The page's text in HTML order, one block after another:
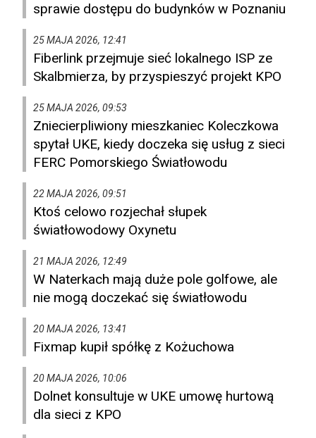
sprawie dostępu do budynków w Poznaniu
25 MAJA 2026, 12:41
Fiberlink przejmuje sieć lokalnego ISP ze
Skalbmierza, by przyspieszyć projekt KPO
25 MAJA 2026, 09:53
Zniecierpliwiony mieszkaniec Koleczkowa
spytał UKE, kiedy doczeka się usług z sieci
FERC Pomorskiego Światłowodu
22 MAJA 2026, 09:51
Ktoś celowo rozjechał słupek
światłowodowy Oxynetu
21 MAJA 2026, 12:49
W Naterkach mają duże pole golfowe, ale
nie mogą doczekać się światłowodu
20 MAJA 2026, 13:41
Fixmap kupił spółkę z Kożuchowa
20 MAJA 2026, 10:06
Dolnet konsultuje w UKE umowę hurtową
dla sieci z KPO